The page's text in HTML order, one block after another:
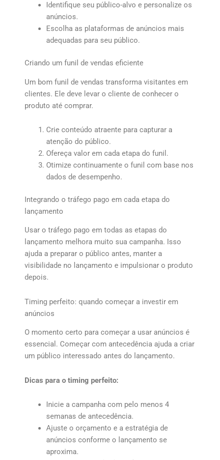
Identifique seu público-alvo e personalize os
anúncios.
Escolha as plataformas de anúncios mais
adequadas para seu público.
Criando um funil de vendas eficiente
Um bom funil de vendas transforma visitantes em
clientes. Ele deve levar o cliente de conhecer o
produto até comprar.
Crie conteúdo atraente para capturar a
atenção do público.
Ofereça valor em cada etapa do funil.
Otimize continuamente o funil com base nos
dados de desempenho.
Integrando o tráfego pago em cada etapa do
lançamento
Usar o tráfego pago em todas as etapas do
lançamento melhora muito sua campanha. Isso
ajuda a preparar o público antes, manter a
visibilidade no lançamento e impulsionar o produto
depois.
Timing perfeito: quando começar a investir em
anúncios
O momento certo para começar a usar anúncios é
essencial. Começar com antecedência ajuda a criar
um público interessado antes do lançamento.
Dicas para o timing perfeito:
Inicie a campanha com pelo menos 4
semanas de antecedência.
Ajuste o orçamento e a estratégia de
anúncios conforme o lançamento se
aproxima.